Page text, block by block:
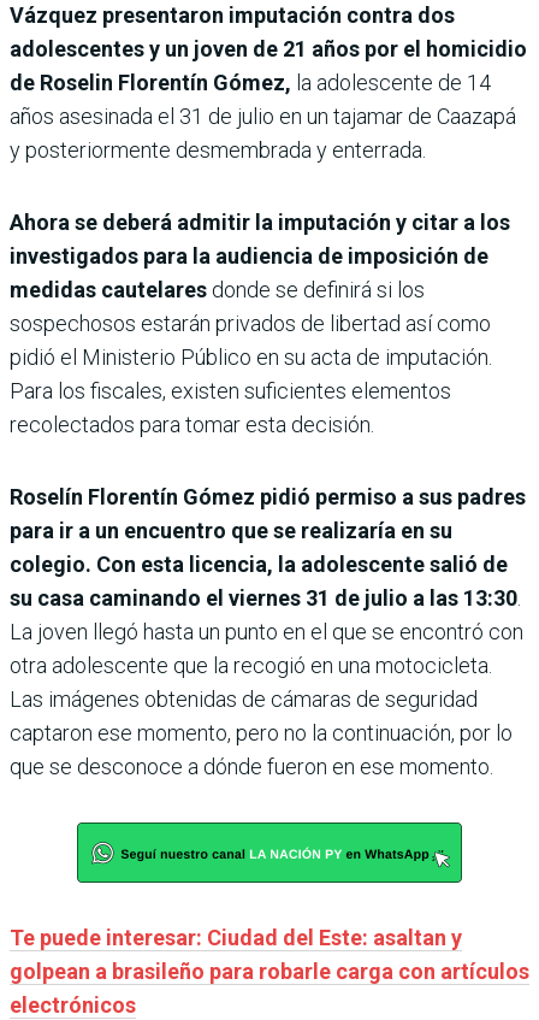
Vázquez presentaron imputación contra dos
adolescentes y un joven de 21 años por el homicidio
de Roselin Florentín Gómez, la adolescente de 14
años asesinada el 31 de julio en un tajamar de Caazapá
y posteriormente desmembrada y enterrada.
Ahora se deberá admitir la imputación y citar a los
investigados para la audiencia de imposición de
medidas cautelares donde se definirá si los
sospechosos estarán privados de libertad así como
pidió el Ministerio Público en su acta de imputación.
Para los fiscales, existen suficientes elementos
recolectados para tomar esta decisión.
Roselín Florentín Gómez pidió permiso a sus padres
para ir a un encuentro que se realizaría en su
colegio. Con esta licencia, la adolescente salió de
su casa caminando el viernes 31 de julio a las 13:30
La joven llegó hasta un punto en el que se encontró con
otra adolescente que la recogió en una motocicleta.
Las imágenes obtenidas de cámaras de seguridad
captaron ese momento, pero no la continuación, por lo
que se desconoce a dónde fueron en ese momento.
Te puede interesar: Ciudad del Este: asaltan y
golpean a brasileño para robarle carga con artículos
electrónicos